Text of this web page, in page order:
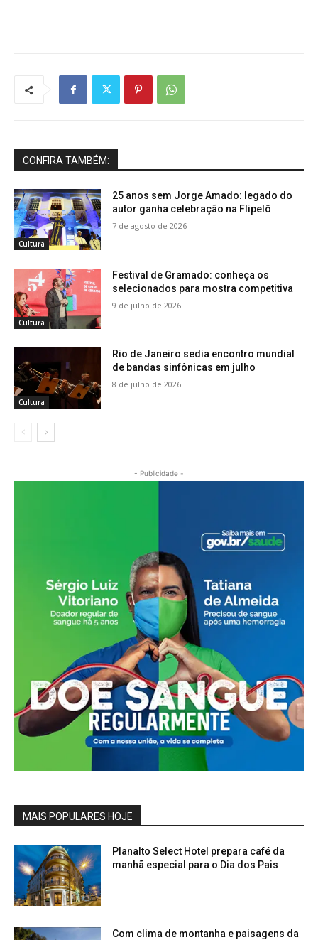
CONFIRA TAMBÉM:
Cultura
25 anos sem Jorge Amado: legado do
autor ganha celebração na Flipelô
7 de agosto de 2026
Cultura
Festival de Gramado: conheça os
selecionados para mostra competitiva
9 de julho de 2026
Cultura
Rio de Janeiro sedia encontro mundial
de bandas sinfônicas em julho
8 de julho de 2026
- Publicidade -
MAIS POPULARES HOJE
Planalto Select Hotel prepara café da
manhã especial para o Dia dos Pais
Com clima de montanha e paisagens da